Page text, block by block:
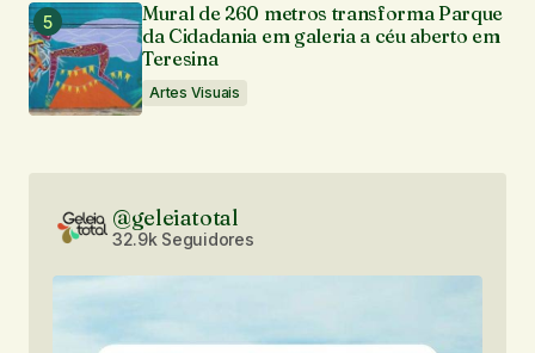
Mural de 260 metros transforma Parque
da Cidadania em galeria a céu aberto em
Teresina
Artes Visuais
@geleiatotal
32.9k Seguidores